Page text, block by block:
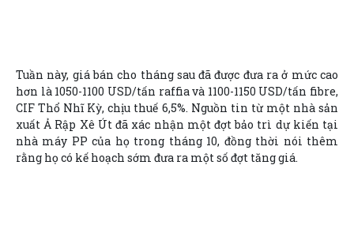
Tuần này, giá bán cho tháng sau đã được đưa ra ở mức cao
hơn là 1050-1100 USD/tấn raffia và 1100-1150 USD/tấn fibre,
CIF Thổ Nhĩ Kỳ, chịu thuế 6,5%. Nguồn tin từ một nhà sản
xuất Ả Rập Xê Út đã xác nhận một đợt bảo trì dự kiến tại
nhà máy PP của họ trong tháng 10, đồng thời nói thêm
rằng họ có kế hoạch sớm đưa ra một số đợt tăng giá.